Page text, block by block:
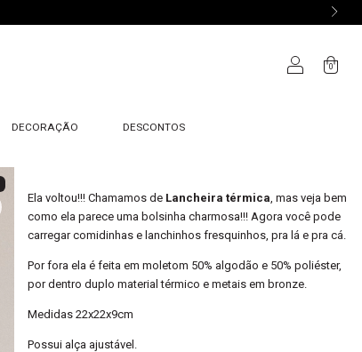
0
DECORAÇÃO DESCONTOS
Ela voltou!!! Chamamos de Lancheira térmica, mas veja bem
como ela parece uma bolsinha charmosa!!! Agora você pode
carregar comidinhas e lanchinhos fresquinhos, pra lá e pra cá.
Por fora ela é feita em moletom 50% algodão e 50% poliéster,
por dentro duplo material térmico e metais em bronze.
Medidas 22x22x9cm
Possui alça ajustável.